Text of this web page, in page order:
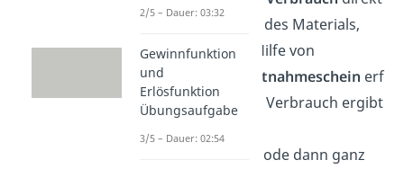
bei der Entnahme des Materials,
zum Beispiel mit Hilfe von
einem
Materialentnahmeschein erf
asst. Der gesamte Verbrauch ergibt
Skontrationsmethode dann ganz
2/5 – Dauer: 03:32
Gewinnfunktion
und
Erlösfunktion
Übungsaufgabe
3/5 – Dauer: 02:54